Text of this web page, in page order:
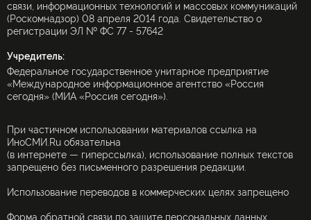
связи, информационных технологий и массовых коммуникаций
(Роскомнадзор) 08 апреля 2014 года. Свидетельство о
регистрации ЭЛ № ФС 77 - 57642
Учредитель:
Федеральное государственное унитарное предприятие
«Международное информационное агентство «Россия
сегодня» (МИА «Россия сегодня»).
При частичном использовании материалов ссылка на
ИноСМИ.Ru обязательна
(в интернете — гиперссылка), использование полных текстов
запрещено без письменного разрешения редакции.
Использование переводов в коммерческих целях запрещено
Форма обратной связи по защите персональных данных